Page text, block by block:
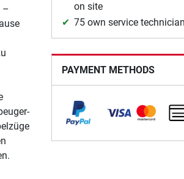
–
on site
75 own service
PAYMENT METHODS